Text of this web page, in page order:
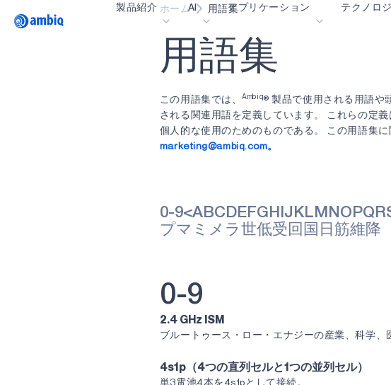
製品紹介 AI アプリケーション
ヘルスケア
インダストリアル・エッジ
スマート・リモコン
スマートホームとビル
ゲーミング
テクノロ
neuralSPOT
ホーム 用語集
用 語集
この用語集では、Ambiq® 製品で使用される用語や
される関連用語を定義しています。 これらの定
個人的な使用のためのものである。 この用語集に
marketing@ambiq.com。
0-9<ABC DEFG H J KL M N O PQ R
プ マ ミ メ ラ 世低受 回 国 日 筋維 降
0-9
2.4 GHz ISM
ブルートゥース・ロー・エナジーの産業、科学、
4s1p（4つの直列セルと1つの並列セル）
単3電池4本を4s1pとして接続。
Video title